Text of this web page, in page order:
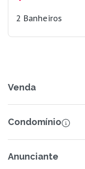
2 Banheiros
Venda
Condomínio
Anunciante